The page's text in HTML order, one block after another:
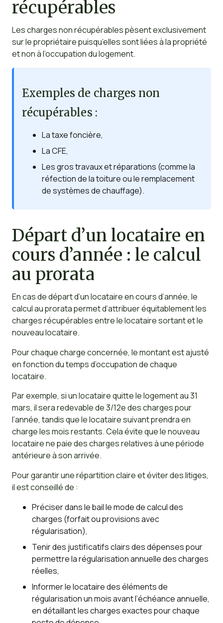
récupérables
Les charges non récupérables pèsent exclusivement
sur le propriétaire puisqu’elles sont liées à la propriété
et non à l’occupation du logement.
Exemples de charges non
récupérables :
La taxe foncière,
La CFE,
Les gros travaux et réparations (comme la
réfection de la toiture ou le remplacement
de systèmes de chauffage).
Départ d’un locataire en
cours d’année : le calcul
au prorata
En cas de départ d’un locataire en cours d’année, le
calcul au prorata permet d’attribuer équitablement les
charges récupérables entre le locataire sortant et le
nouveau locataire.
Pour chaque charge concernée, le montant est ajusté
en fonction du temps d’occupation de chaque
locataire.
Par exemple, si un locataire quitte le logement au 31
mars, il sera redevable de 3/12e des charges pour
l’année, tandis que le locataire suivant prendra en
charge les mois restants. Cela évite que le nouveau
locataire ne paie des charges relatives à une période
antérieure à son arrivée.
Pour garantir une répartition claire et éviter des litiges,
il est conseillé de :
Préciser dans le bail le mode de calcul des
charges (forfait ou provisions avec
régularisation),
Tenir des justificatifs clairs des dépenses pour
permettre la régularisation annuelle des charges
réelles,
Informer le locataire des éléments de
régularisation un mois avant l’échéance annuelle,
en détaillant les charges exactes pour chaque